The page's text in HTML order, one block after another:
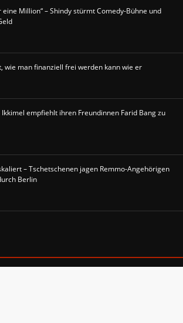
eine Million“ – Shindy stürmt Comedy-Bühne und
wie man finanziell frei werden kann wie er
Ikkimel empfiehlt ihren Freundinnen Farid Bang zu
– Tschetschenen jagen Remmo-Angehörigen
Berlin